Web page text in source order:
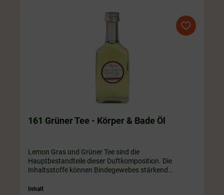
161 Grüner Tee - Körper & Bade Öl
Lemon Gras und Grüner Tee sind die
Hauptbestandteile dieser Duftkomposition. Die
Inhaltsstoffe können Bindegewebes stärkend
250 ml / 350 ml / 500 ml Flasche. Die Flasche ist
Inhalt